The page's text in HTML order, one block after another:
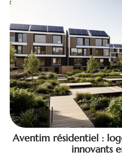
Aventim résidentiel :
innovants